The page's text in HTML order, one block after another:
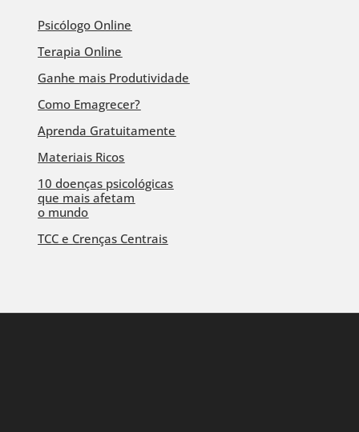
Psicólogo Online
Terapia Online
Ganhe mais Produtividade
Como Emagrecer?
Aprenda Gratuitamente
Materiais Ricos
10 doenças psicológicas
que mais afetam
o mundo
TCC e Crenças Centrais